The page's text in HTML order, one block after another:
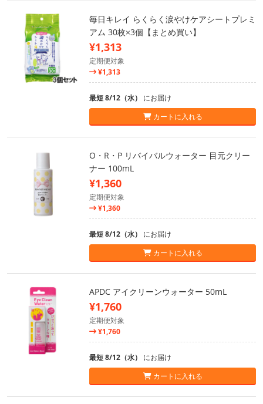
毎日キレイ らくらく涙やけケアシートプレミ
アム 30枚×3個【まとめ買い】
¥1,313
定期便対象
¥1,313
最短 8/12（水） にお届け
カートに入れる
O・R・P リバイバルウォーター 目元クリー
ナー 100mL
¥1,360
定期便対象
¥1,360
最短 8/12（水） にお届け
カートに入れる
APDC アイクリーンウォーター 50mL
¥1,760
定期便対象
¥1,760
最短 8/12（水） にお届け
カートに入れる